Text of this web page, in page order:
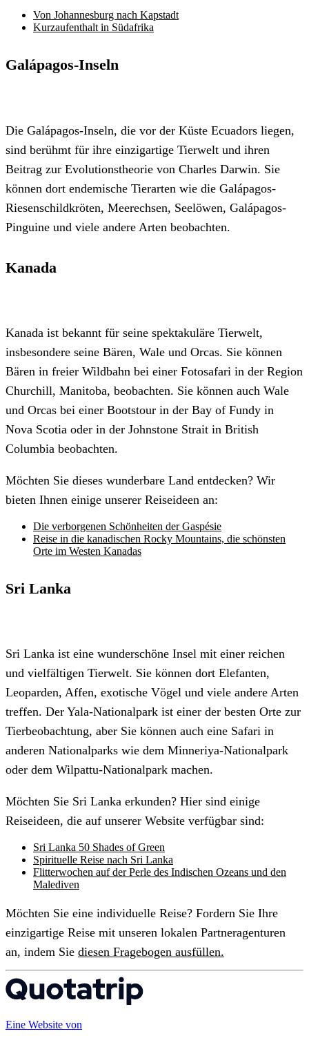
Von Johannesburg nach Kapstadt
Kurzaufenthalt in Südafrika
Galápagos-Inseln
Die Galápagos-Inseln, die vor der Küste Ecuadors liegen,
sind berühmt für ihre einzigartige Tierwelt und ihren
Beitrag zur Evolutionstheorie von Charles Darwin. Sie
können dort endemische Tierarten wie die Galápagos-
Riesenschildkröten, Meerechsen, Seelöwen, Galápagos-
Pinguine und viele andere Arten beobachten.
Kanada
Kanada ist bekannt für seine spektakuläre Tierwelt,
insbesondere seine Bären, Wale und Orcas. Sie können
Bären in freier Wildbahn bei einer Fotosafari in der Region
Churchill, Manitoba, beobachten. Sie können auch Wale
und Orcas bei einer Bootstour in der Bay of Fundy in
Nova Scotia oder in der Johnstone Strait in British
Columbia beobachten.
Möchten Sie dieses wunderbare Land entdecken? Wir
bieten Ihnen einige unserer Reiseideen an:
Die verborgenen Schönheiten der Gaspésie
Reise in die kanadischen Rocky Mountains, die schönsten
Orte im Westen Kanadas
Sri Lanka
Sri Lanka ist eine wunderschöne Insel mit einer reichen
und vielfältigen Tierwelt. Sie können dort Elefanten,
Leoparden, Affen, exotische Vögel und viele andere Arten
treffen. Der Yala-Nationalpark ist einer der besten Orte zur
Tierbeobachtung, aber Sie können auch eine Safari in
anderen Nationalparks wie dem Minneriya-Nationalpark
oder dem Wilpattu-Nationalpark machen.
Möchten Sie Sri Lanka erkunden? Hier sind einige
Reiseideen, die auf unserer Website verfügbar sind:
Sri Lanka 50 Shades of Green
Spirituelle Reise nach Sri Lanka
Flitterwochen auf der Perle des Indischen Ozeans und den
Malediven
Möchten Sie eine individuelle Reise? Fordern Sie Ihre
einzigartige Reise mit unseren lokalen Partneragenturen
an, indem Sie diesen Fragebogen ausfüllen.
Eine Website von